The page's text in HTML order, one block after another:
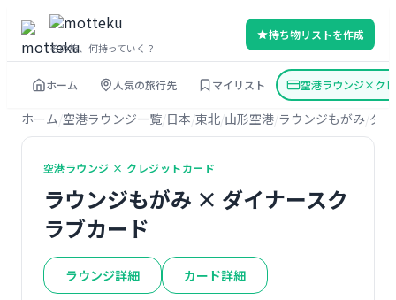
その旅、何持っていく？
持ち物リストを作成
ホーム 人気の旅行先 マイリスト 空港ラウンジ×ク
ホーム 空港ラウンジ一覧 日本 東北 山形空港 ラウンジもがみ ダ
空港ラウンジ × クレジットカード
ラウンジもがみ × ダイナースク
ラブカード
ラウンジ詳細 カード詳細